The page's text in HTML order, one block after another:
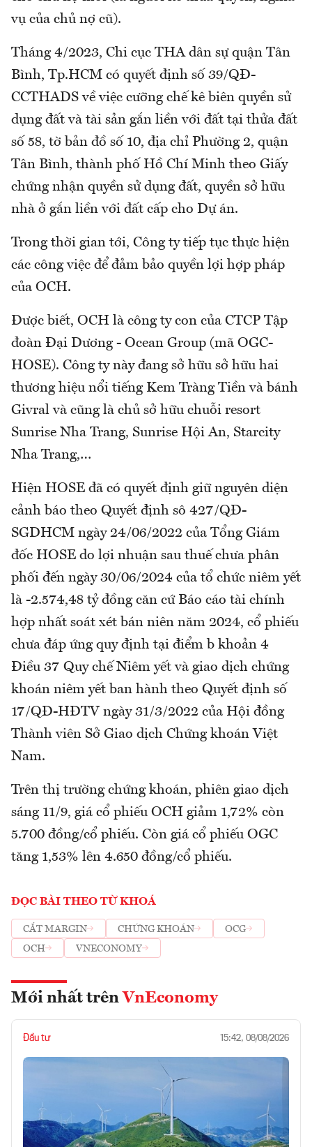
vụ của chủ nợ cũ).
Tháng 4/2023, Chi cục THA dân sự quận Tân
Bình, Tp.HCM có quyết định số 39/QĐ-
CCTHADS về việc cưỡng chế kê biên quyền sử
dụng đất và tài sản gắn liền với đất tại thửa đất
số 58, tờ bản đồ số 10, địa chỉ Phường 2, quận
Tân Bình, thành phố Hồ Chí Minh theo Giấy
chứng nhận quyền sử dụng đất, quyền sở hữu
nhà ở gắn liền với đất cấp cho Dự án.
Trong thời gian tới, Công ty tiếp tục thực hiện
các công việc để đảm bảo quyền lợi hợp pháp
của OCH.
Được biết, OCH là công ty con của CTCP Tập
đoàn Đại Dương - Ocean Group (mã OGC-
HOSE). Công ty này đang sở hữu sở hữu hai
thương hiệu nổi tiếng Kem Tràng Tiền và bánh
Givral và cũng là chủ sở hữu chuỗi resort
Sunrise Nha Trang, Sunrise Hội An, Starcity
Nha Trang,…
Hiện HOSE đã có quyết định giữ nguyên diện
cảnh báo theo Quyết định sô 427/QĐ-
SGDHCM ngày 24/06/2022 của Tổng Giám
đốc HOSE do lợi nhuận sau thuế chưa phân
phối đến ngày 30/06/2024 của tổ chức niêm yết
là -2.574,48 tỷ đồng căn cứ Báo cáo tài chính
hợp nhất soát xét bán niên năm 2024, cổ phiếu
chưa đáp ứng quy định tại điểm b khoản 4
Điều 37 Quy chế Niêm yết và giao dịch chứng
khoán niêm yết ban hành theo Quyết định số
17/QĐ-HĐTV ngày 31/3/2022 của Hội đồng
Thành viên Sở Giao dịch Chứng khoán Việt
Nam.
Trên thị trường chứng khoán, phiên giao dịch
sáng 11/9, giá cổ phiếu OCH giảm 1,72% còn
5.700 đồng/cổ phiếu. Còn giá cổ phiếu OGC
tăng 1,53% lên 4.650 đồng/cổ phiếu.
ĐỌC BÀI THEO TỪ KHOÁ
CẮT MARGIN CHỨNG KHOÁN
OCG
OCH
VNECONOMY
Mới nhất trên VnEconomy
Đầu tư 15:42, 08/08/2026